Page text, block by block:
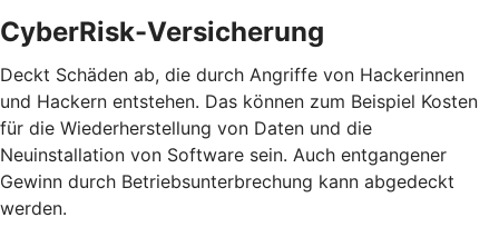
CyberRisk-Versicherung
Deckt Schäden ab, die durch Angriffe von Hackerinnen
und Hackern entstehen. Das können zum Beispiel Kosten
für die Wiederherstellung von Daten und die
Neuinstallation von Software sein. Auch entgangener
Gewinn durch Betriebsunterbrechung kann abgedeckt
werden.